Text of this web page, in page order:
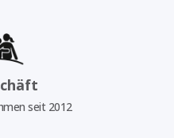
seit 2012